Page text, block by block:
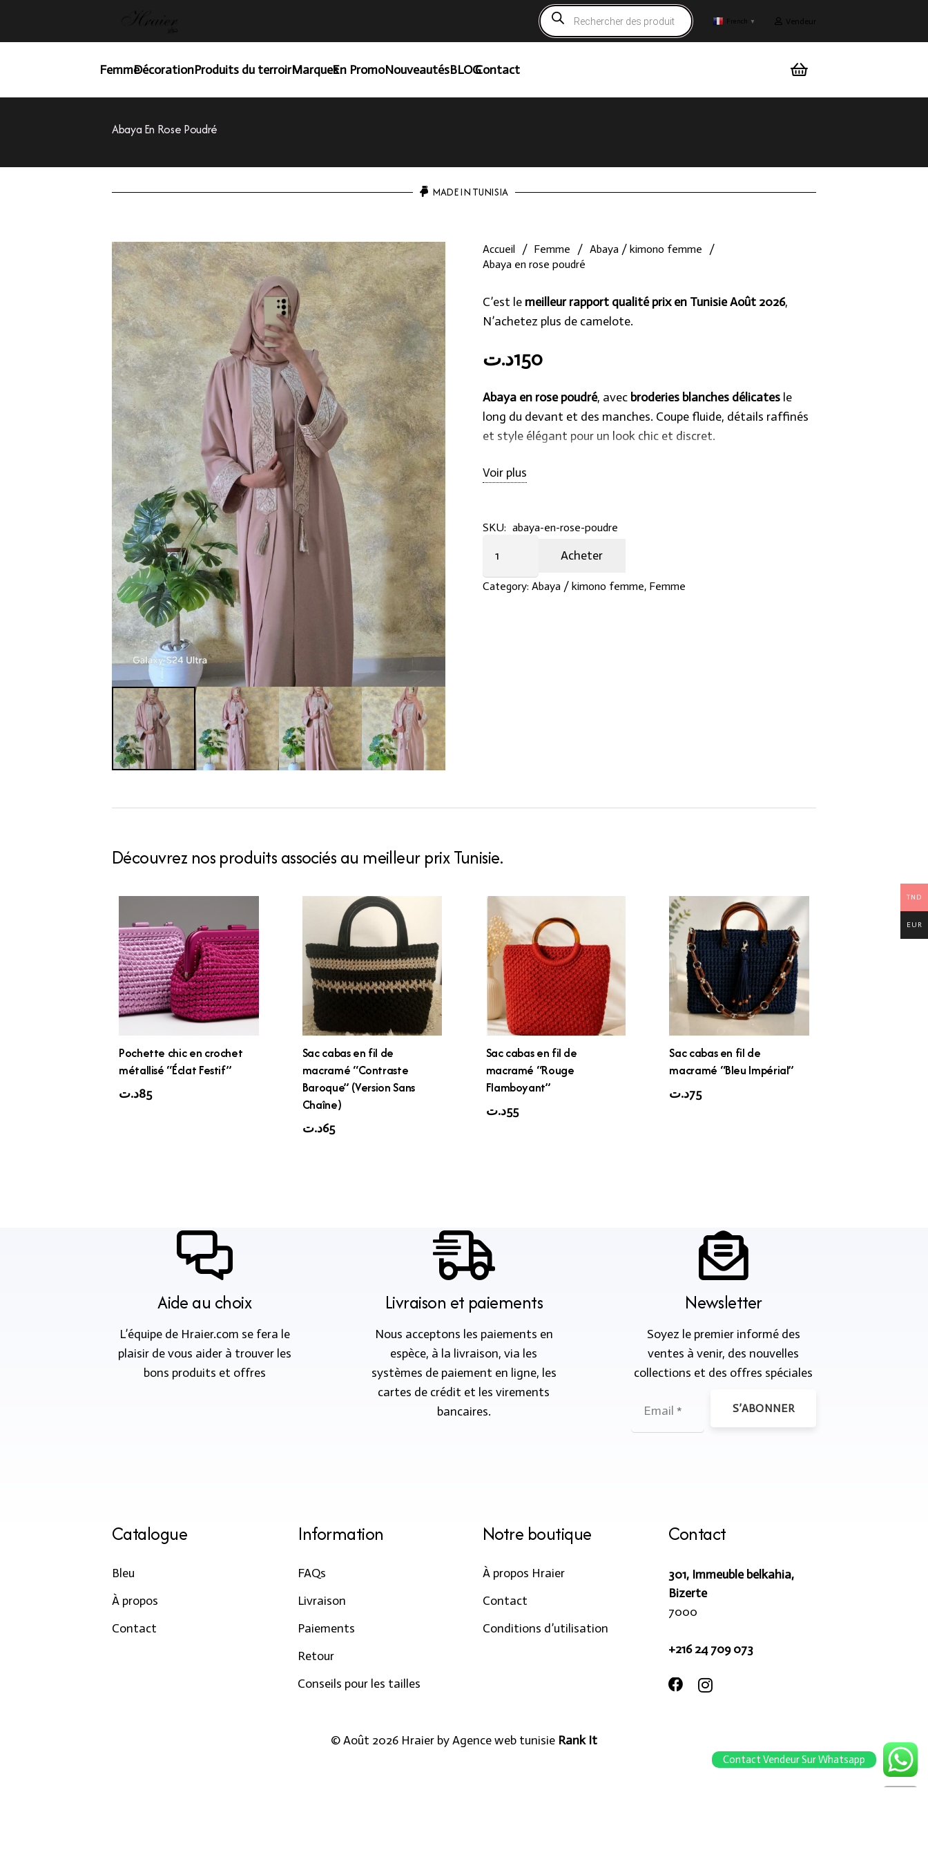
Recherche
de
produits
French ▼ Vendeur
FemmeDécorationProduits du terroirMarquesEn PromoNouveautésBLOGContact
Abaya En Rose Poudré
MADE IN TUNISIA
Accueil / Femme / Abaya / kimono femme
/
Abaya en rose poudré
C’est le meilleur rapport qualité prix en Tunisie Août 2026,
N’achetez plus de camelote.
150د.ت
Abaya en rose poudré, avec broderies blanches délicates le
long du devant et des manches. Coupe fluide, détails raffinés
et style élégant pour un look chic et discret.
Voir plus
SKU: abaya-en-rose-poudre
rose
Acheter
Category: Abaya / kimono femme, Femme
Découvrez nos produits associés au meilleur prix Tunisie.
Pochette chic en crochet
métallisé “Éclat Festif”
85د.ت
Sac cabas en fil de
macramé “Contraste
Baroque” (Version Sans
Chaîne)
65د.ت
Sac cabas en fil de
macramé “Rouge
Flamboyant”
55د.ت
Sac cabas en fil de
macramé “Bleu Impérial”
75د.ت
Aide au choix
L’équipe de Hraier.com se fera le
plaisir de vous aider à trouver les
bons produits et offres
Livraison et paiements
Nous acceptons les paiements en
espèce, à la livraison, via les
systèmes de paiement en ligne, les
cartes de crédit et les virements
bancaires.
Newsletter
Soyez le premier informé des
ventes à venir, des nouvelles
collections et des offres spéciales
S’ABONNER
Catalogue
Bleu
À propos
Contact
Information
FAQs
Livraison
Paiements
Retour
Conseils pour les tailles
Notre boutique
À propos Hraier
Contact
Conditions d’utilisation
Contact
301, Immeuble belkahia,
Bizerte
7000
+216 24 709 073
© Août 2026 Hraier byAgence web tunisie Rank It
TND
EUR
Contact Vendeur Sur Whatsapp